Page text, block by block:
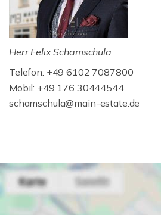
Herr Felix Schamschula
Telefon: +49 6102 7087800
Mobil: +49 176 30444544
schamschula@main-estate.de